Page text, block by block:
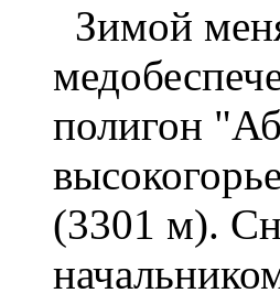
Зимой
полигон
(3301 м).